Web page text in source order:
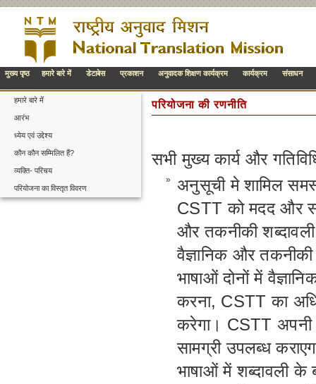
मुख्य पृष्ठ हमारे बारे में डेटाबेस प्रकाशन अनुवादक शिक्षण कार्यक्रम कार्यक्रम संसाधन
हमारे बारे में
आरंभ
ध्येय एवं उद्देश्य
कौन कौन सम्मिलित हैं?
व्यक्ति- परिचय
परियोजना का विस्तृत विवरण
परियोजना की रणनीति
सभी मुख्य कार्य और
»
अनुसूची मे शामिल
CSTT को मदद और
और तकनीकी
वैज्ञानिक और
भाषाओं दोनों में
करना, CSTT का
करेगा। CSTT अपनी
सामग्री उपलब्ध
भाषाओं में शब्दावली के